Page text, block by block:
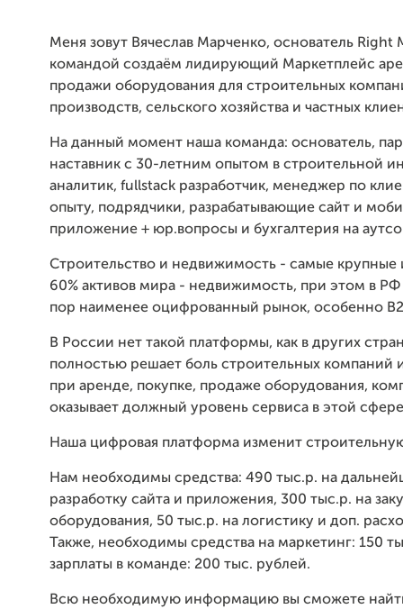
Меня зовут Вячеслав Марченко, основатель Right
командой создаём лидирующий Маркетплейс
продажи оборудования для строительных
производств, сельского хозяйства и частных
На данный момент наша команда: основатель,
наставник с 30-летним опытом в строительной
аналитик, fullstack разработчик, менеджер по
опыту, подрядчики, разрабатывающие сайт и
приложение + юр.вопросы и бухгалтерия на
Строительство и недвижимость - самые крупные
60% активов мира - недвижимость, при этом в РФ
пор наименее оцифрованный рынок, особенно
В России нет такой платформы, как в других
полностью решает боль строительных компаний
при аренде, покупке, продаже оборудования,
оказывает должный уровень сервиса в этой
Наша цифровая платформа изменит
Нам необходимы средства: 490 тыс.р. на
разработку сайта и приложения, 300 тыс.р. на
оборудования, 50 тыс.р. на логистику и доп.
Также, необходимы средства на маркетинг: 150
зарплаты в команде: 200 тыс. рублей.
Всю необходимую информацию вы сможете